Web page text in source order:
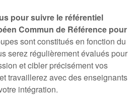
pour suivre le référentiel
Commun de Référence pour
sont constitués en fonction du
serez régulièrement évalués pour
et cibler précisément vos
travaillerez avec des enseignants
intégration.